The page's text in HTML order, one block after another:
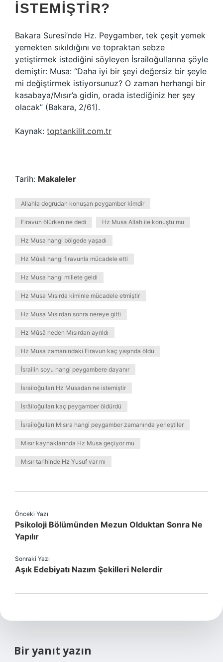
ISTEMIŞTIR?
Bakara Suresi’nde Hz. Peygamber, tek çeşit yemek
yemekten sıkıldığını ve topraktan sebze
yetiştirmek istediğini söyleyen İsrailoğullarına şöyle
demiştir: Musa: “Daha iyi bir şeyi değersiz bir şeyle
mi değiştirmek istiyorsunuz? O zaman herhangi bir
kasabaya/Mısır’a gidin, orada istediğiniz her şey
olacak” (Bakara, 2/61).
Kaynak: toptankilit.com.tr
Tarih: Makaleler
Allahla dogrudan konuşan peygamber kimdir
Firavun ölürken ne dedi Hz Musa Allah ile konuştu mu
Hz Musa hangi bölgede yaşadı
Hz Mûsâ hangi firavunla mücadele etti
Hz Musa hangi millete geldi
Hz Musa Mısırda kiminle mücadele etmiştir
Hz Musa Mısırdan sonra nereye gitti
Hz Mûsâ neden Mısırdan ayrıldı
Hz Musa zamanındaki Firavun kaç yaşında öldü
İsrailin soyu hangi peygambere dayanır
İsrailoğulları Hz Musadan ne istemiştir
İsrâiloğulları kaç peygamber öldürdü
İsrailoğulları Mısıra hangi peygamber zamanında yerleştiler
Mısır kaynaklarında Hz Musa geçiyor mu
Mısır tarihinde Hz Yusuf var mı
Önceki Yazı
Psikoloji Bölümünden Mezun Olduktan Sonra Ne
Yapılır
Sonraki Yazı
Aşık Edebiyatı Nazım Şekilleri Nelerdir
Bir yanıt yazın